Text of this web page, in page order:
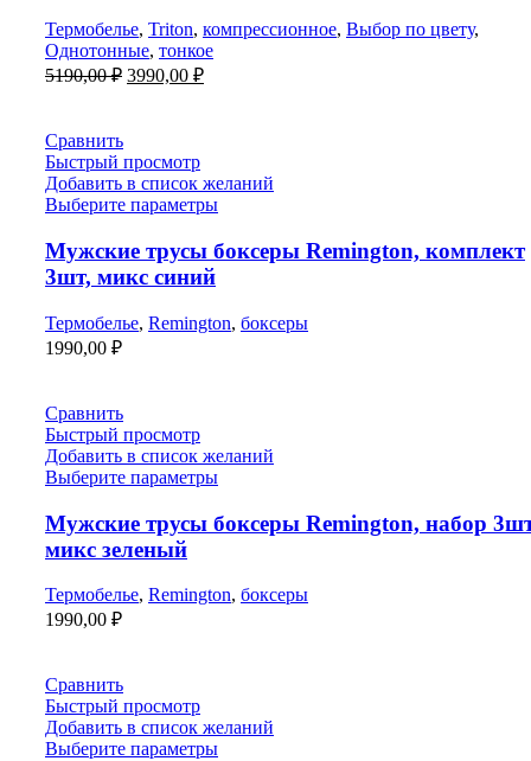
Термобелье, Triton, компрессионное, Выбор по цвету,
Однотонные, тонкое
5190,00₽ Первоначальная
3990,00 ₽Текущая
Сравнить
Быстрый просмотр
Добавить в список желаний
Выберите параметры
Мужские трусы боксеры Remington, комплект
3шт, микс синий
Термобелье, Remington, боксеры
1990,00 ₽
Сравнить
Быстрый просмотр
Добавить в список желаний
Выберите параметры
Мужские трусы боксеры Remington, набор
микс зеленый
Термобелье, Remington, боксеры
1990,00 ₽
Сравнить
Быстрый просмотр
Добавить в список желаний
Выберите параметры